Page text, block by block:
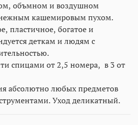
объмном и воздушном
кашемировым пухом.
пластичное, богатое и
деткам и людям с
спицами от 2,5 номера, в 3 от
абсолютно любых предметов
Уход деликатный.